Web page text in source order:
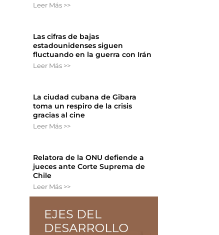
Leer Más >>
Las cifras de bajas
estadounidenses siguen
fluctuando en la guerra con Irán
Leer Más >>
La ciudad cubana de Gibara
toma un respiro de la crisis
gracias al cine
Leer Más >>
Relatora de la ONU defiende a
jueces ante Corte Suprema de
Chile
Leer Más >>